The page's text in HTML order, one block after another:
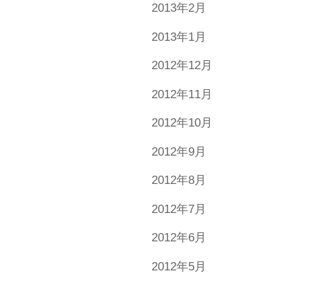
2013年2月
2013年1月
2012年12月
2012年11月
2012年10月
2012年9月
2012年8月
2012年7月
2012年6月
2012年5月